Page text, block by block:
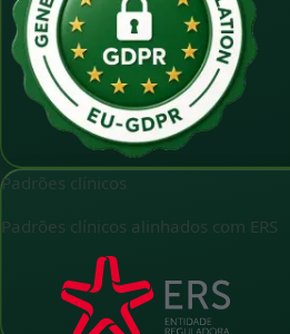
Padrões clínicos
Padrões clínicos alinhados com ERS